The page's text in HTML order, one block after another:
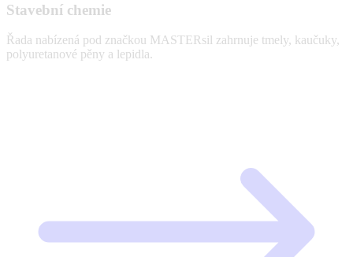
Stavební chemie
Řada nabízená pod značkou MASTERsil zahrnuje tmely, kaučuky,
polyuretanové pěny a lepidla.